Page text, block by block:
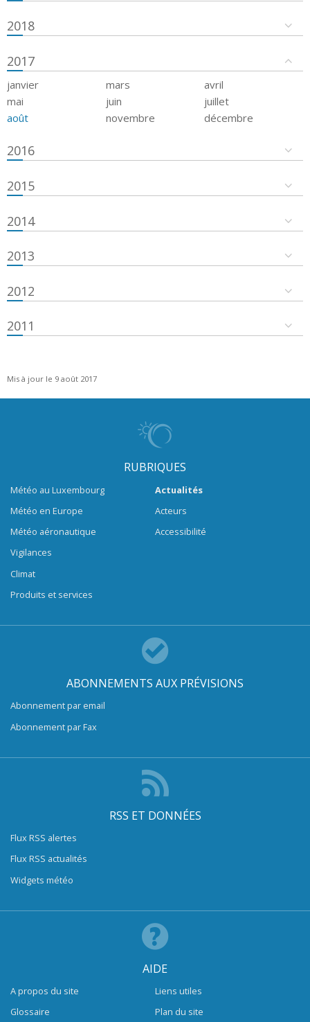
2018
2017
janvier mars
avril
mai
juin
juillet
août
novembre décembre
2016
2015
2014
2013
2012
2011
Mis à jour le 9 août 2017
RUBRIQUES
Météo au Luxembourg
Météo en Europe
Météo aéronautique
Vigilances
Climat
Produits et services
Actualités
Acteurs
Accessibilité
ABONNEMENTS AUX PRÉVISIONS
Abonnement par email
Abonnement par Fax
RSS ET DONNÉES
Flux RSS alertes
Flux RSS actualités
Widgets météo
AIDE
A propos du site
Glossaire
Liens utiles
Plan du site